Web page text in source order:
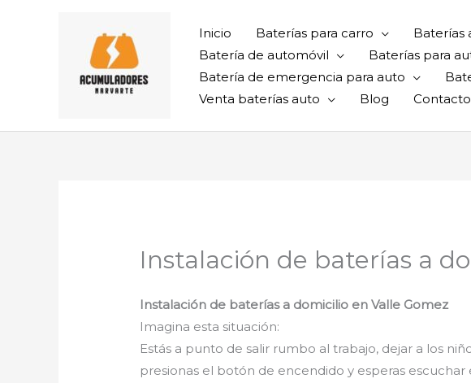
Inicio Baterías para carro Baterías
Batería de automóvil
Baterías para
Batería de emergencia para auto
Venta baterías auto
Blog Contacto
Instalación de baterías a
Instalación de baterías a domicilio en Valle Gomez
Imagina esta situación:
Estás a punto de salir rumbo al trabajo, dejar a los
presionas el botón de encendido y esperas